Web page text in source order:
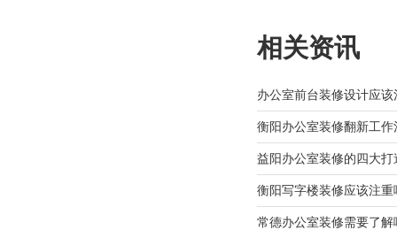
相关资讯
办公室前台装修设计应该
衡阳办公室装修翻新工作
益阳办公室装修的四大打
衡阳写字楼装修应该注重
常德办公室装修需要了解